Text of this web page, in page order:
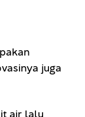
juga
air lalu